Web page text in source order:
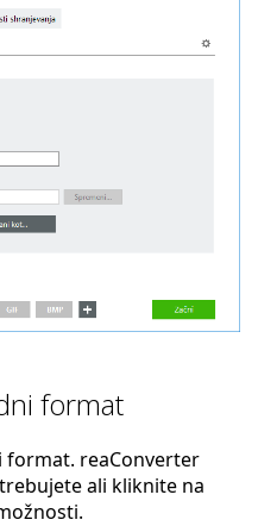
format
format. reaConverter
ali kliknite na